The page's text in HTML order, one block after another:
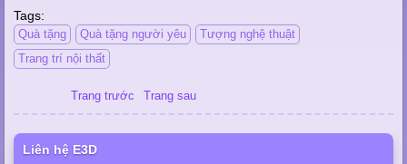
Tags:
Quà tặng Quà tặng người yêu
Tượng nghệ thuật
Trang trí nội thất
Trang trước Trang sau
Liên hệ E3D